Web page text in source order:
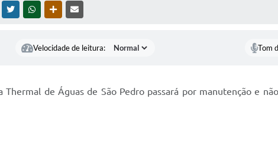
TWITTERWHATSAPPOUTRAS MÍDIAS
Velocidade de leitura: Tom
de Águas de São Pedro passará por manutenção e